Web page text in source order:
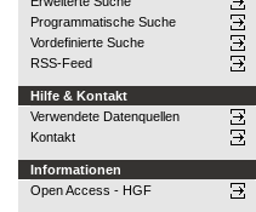
Programmatische Suche
Vordefinierte Suche
RSS-Feed
Hilfe & Kontakt
Verwendete Datenquellen
Kontakt
Informationen
Open Access - HGF